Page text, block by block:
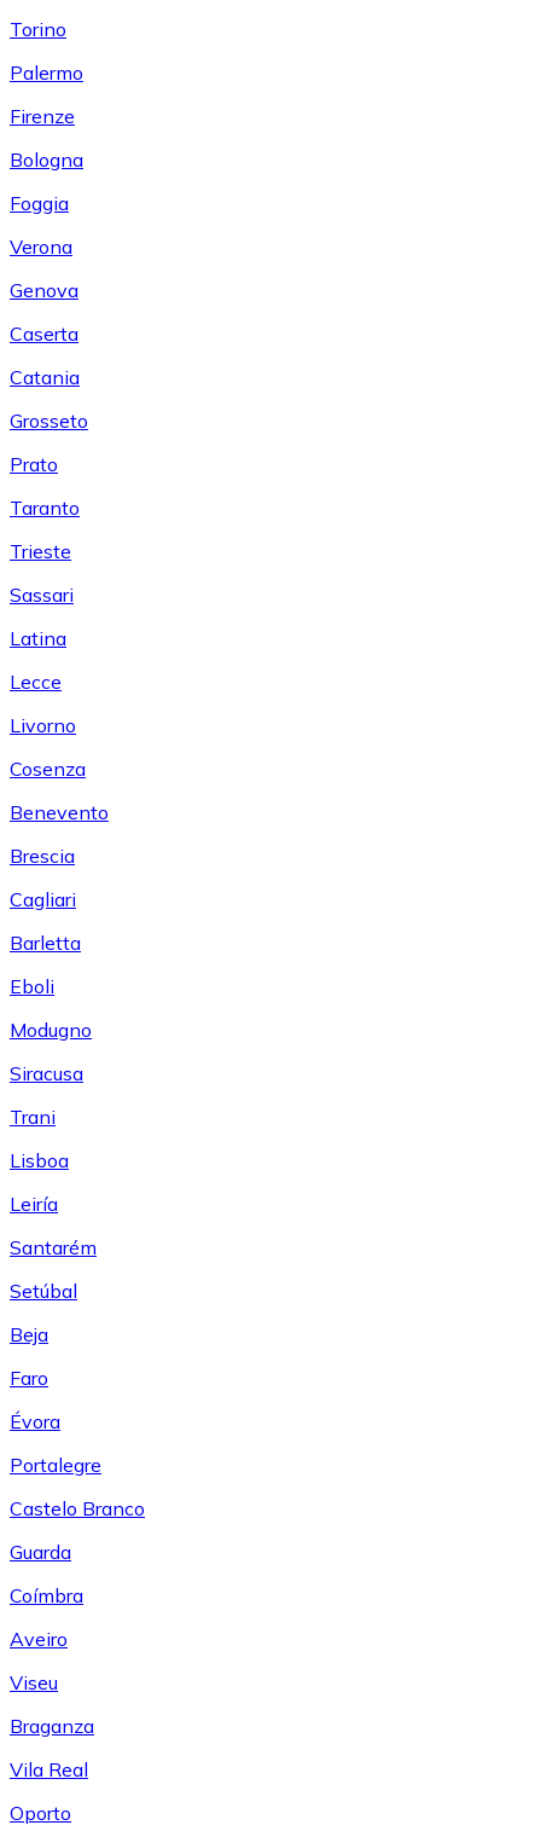
Torino
Palermo
Firenze
Bologna
Foggia
Verona
Genova
Caserta
Catania
Grosseto
Prato
Taranto
Trieste
Sassari
Latina
Lecce
Livorno
Cosenza
Benevento
Brescia
Cagliari
Barletta
Eboli
Modugno
Siracusa
Trani
Lisboa
Leiría
Santarém
Setúbal
Beja
Faro
Évora
Portalegre
Castelo Branco
Guarda
Coímbra
Aveiro
Viseu
Braganza
Vila Real
Oporto